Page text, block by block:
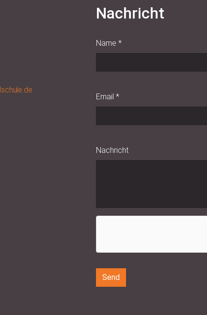
Nachricht
Name*
Email*
Nachricht